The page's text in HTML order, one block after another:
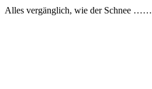
Alles vergänglich, wie der Schnee ……